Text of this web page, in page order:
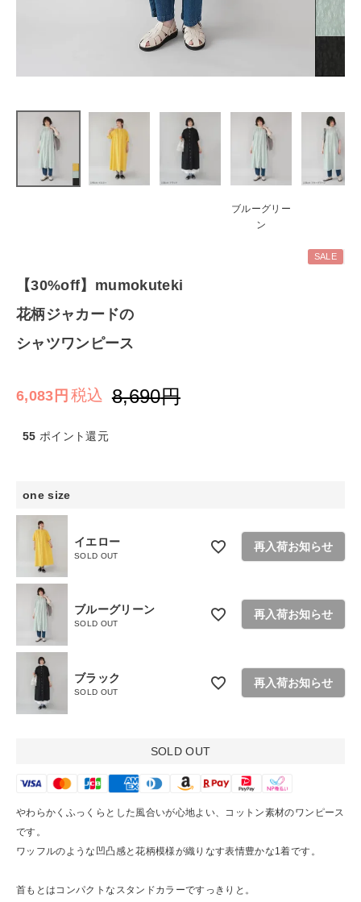
CATEGORY
ナチュラル服
食品
ブランド
特集
ご利用ガイド
お問い合わせ
ショップリスト
ブルーグリー
ン
【30%off】mumokuteki
花柄ジャカードの
シャツワンピース
SALE
8,690
6,083 税込
55 ポイント還元
one size
イエロー
SOLD OUT
再入荷お知らせ
ブルーグリーン
SOLD OUT
再入荷お知らせ
ブラック
SOLD OUT
再入荷お知らせ
SOLD OUT
やわらかくふっくらとした風合いが心地よい、コットン素材のワンピース
です。
ワッフルのような凹凸感と花柄模様が織りなす表情豊かな1着です。
首もとはコンパクトなスタンドカラーですっきりと。